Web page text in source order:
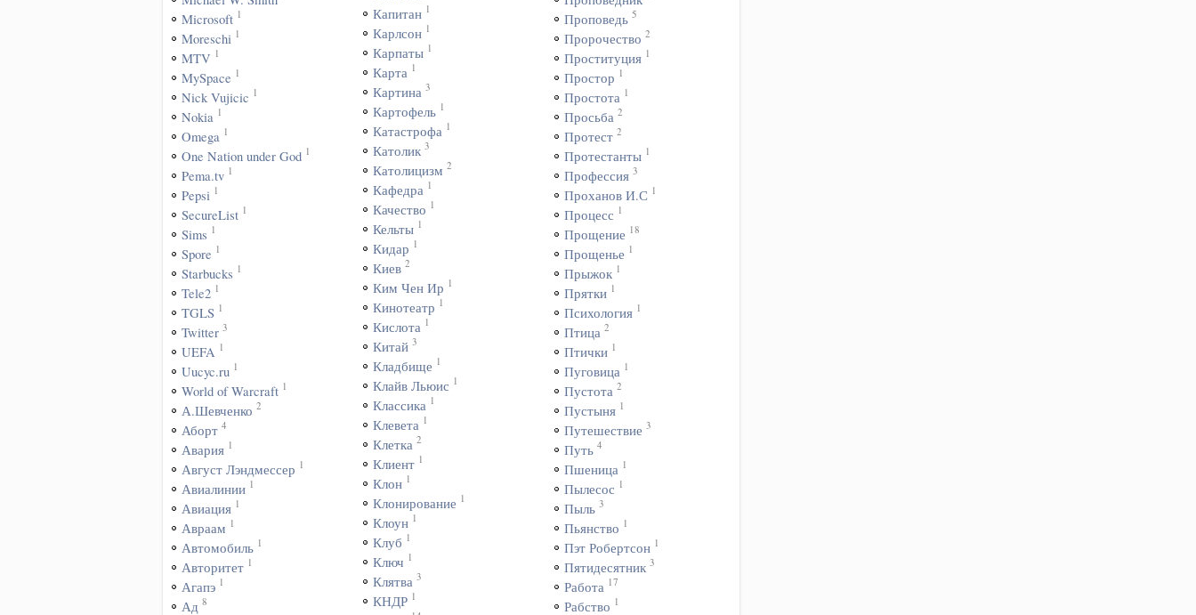
Microsoft 1
Moreschi 1
MTV 1
MySpace 1
Nick Vujicic 1
Nokia 1
Omega 1
One Nation under God 1
Pema.tv 1
Pepsi 1
SecureList 1
Sims 1
Spore 1
Starbucks 1
Tele2 1
TGLS 1
Twitter 3
UEFA 1
Uucyc.ru 1
World of Warcraft 1
А.Шевченко 2
Аборт 4
Авария 1
Август Лэндмессер 1
Авиалинии 1
Авиация 1
Авраам 1
Автомобиль 1
Авторитет 1
Агапэ 1
Ад 8
Капитан 1
Карлсон 1
Карпаты 1
Карта 1
Картина 3
Картофель 1
Катастрофа 1
Католик 3
Католицизм 2
Кафедра 1
Качество 1
Кельты 1
Кидар 1
Киев 2
Ким Чен Ир 1
Кинотеатр 1
Кислота 1
Китай 3
Кладбище 1
Клайв Льюис 1
Классика 1
Клевета 1
Клетка 2
Клиент 1
Клон 1
Клонирование 1
Клоун 1
Клуб 1
Ключ 1
Клятва 3
КНДР 1
Проповедь 5
Пророчество 2
Проституция 1
Простор 1
Простота 1
Просьба 2
Протест 2
Протестанты 1
Профессия 3
Проханов И.С 1
Процесс 1
Прощение 18
Прощенье 1
Прыжок 1
Прятки 1
Психология 1
Птица 2
Птички 1
Пуговица 1
Пустота 2
Пустыня 1
Путешествие 3
Путь 4
Пшеница 1
Пылесос 1
Пыль 3
Пьянство 1
Пэт Робертсон 1
Пятидесятник 3
Работа 17
Рабство 1